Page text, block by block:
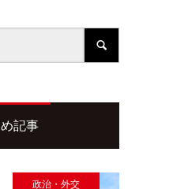
記事
政治・外交